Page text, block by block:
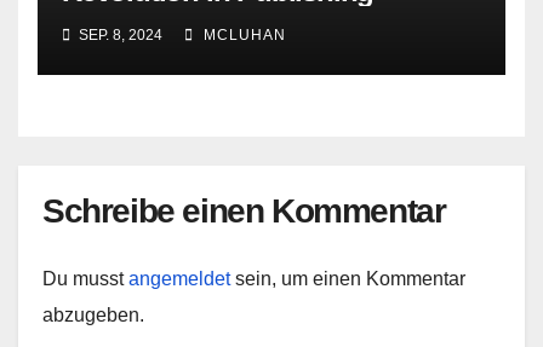
SEP. 8, 2024 MCLUHAN
Schreibe einen Kommentar
Du musstangemeldetsein, um einen Kommentar
abzugeben.